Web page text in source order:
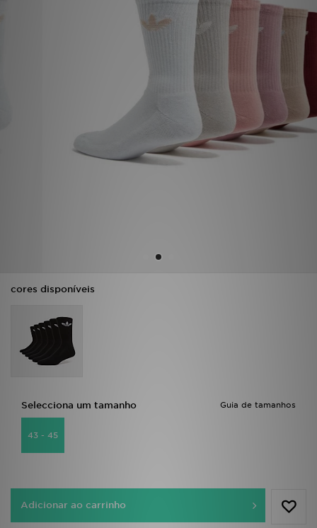
cores disponíveis
Guia de tamanhos
Selecciona um tamanho
43 - 45
Adicionar ao carrinho
LOCALIZADOR DE LOJAS
ATENÇÃO AO CLIENTE
FAZ DOWNLOAD DA APP
TRABALHA CONNOSCO